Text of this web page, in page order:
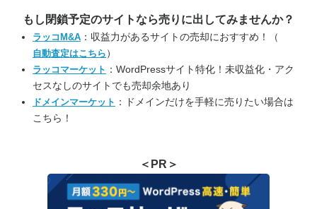
もし閉鎖予定のサイトなら売りに出してみませんか？
ラッコM&A ：収益力があるサイトの売却におすすめ！（
自動査定はこちら ）
ラッコマーケット ：WordPressサイト特化！未収益化・アク
セスなしのサイトでも売却余地あり
ドメインマーケット ：ドメインだけを手軽に売りたい場合は
こちら！
＜PR＞